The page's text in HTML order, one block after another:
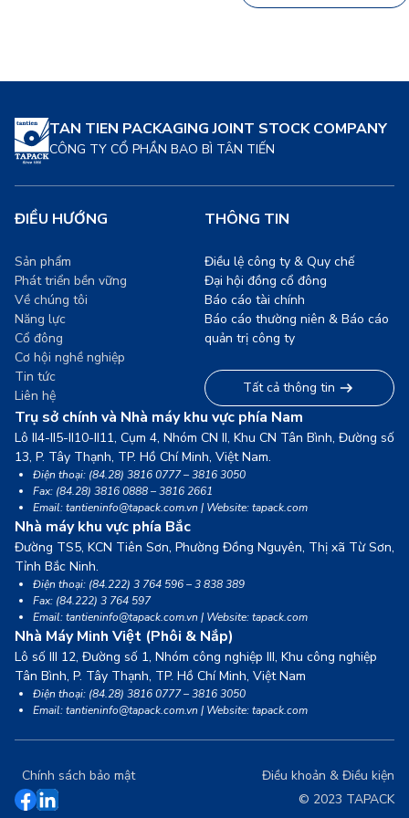
TAN TIEN PACKAGING JOINT STOCK COMPANY
CÔNG TY CỔ PHẦN BAO BÌ TÂN TIẾN
Trụ sở chính và Nhà máy khu vực phía Nam
Lô II4-II5-II10-II11, Cụm 4, Nhóm CN II, Khu CN Tân Bình, Đường số
13, P. Tây Thạnh, TP. Hồ Chí Minh, Việt Nam.
Điện thoại: (84.28) 3816 0777 – 3816 3050
Fax: (84.28) 3816 0888 – 3816 2661
Email: tantieninfo@tapack.com.vn | Website: tapack.com
Nhà máy khu vực phía Bắc
Đường TS5, KCN Tiên Sơn, Phường Đồng Nguyên, Thị xã Từ Sơn,
Tỉnh Bắc Ninh.
Điện thoại: (84.222) 3 764 596 – 3 838 389
Fax: (84.222) 3 764 597
Email: tantieninfo@tapack.com.vn | Website: tapack.com
Nhà Máy Minh Việt (Phôi & Nắp)
Lô số III 12, Đường số 1, Nhóm công nghiệp III, Khu công nghiệp
Tân Bình, P. Tây Thạnh, TP. Hồ Chí Minh, Việt Nam
Điện thoại: (84.28) 3816 0777 – 3816 3050
Email: tantieninfo@tapack.com.vn | Website: tapack.com
ĐIỀU HƯỚNG
Sản phẩm
Phát triển bền vững
Về chúng tôi
Năng lực
Cổ đông
Cơ hội nghề nghiệp
Tin tức
Liên hệ
THÔNG TIN
Điều lệ công ty & Quy chế
Đại hội đồng cổ đông
Báo cáo tài chính
Báo cáo thường niên & Báo cáo
quản trị công ty
Tất cả thông tin
© 2023 TAPACK
Chính sách bảo mật Điều khoản & Điều kiện